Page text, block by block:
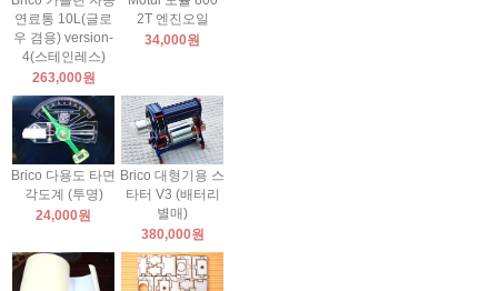
연료통 10L(글로
우 겸용) version-
4(스테인레스)
263,000원
2T 엔진오일
34,000원
Brico 다용도 타면
각도계 (투명)
24,000원
Brico 대형기용 스
타터 V3 (배터리
별매)
380,000원